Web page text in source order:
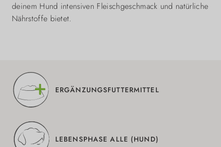
deinem Hund intensiven Fleischgeschmack und natürliche
Nährstoffe bietet.
ERGÄNZUNGSFUTTERMITTEL
LEBENSPHASE ALLE (HUND)